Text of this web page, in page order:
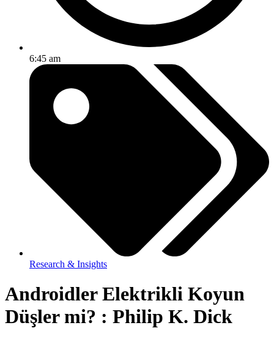
6:45 am
Research & Insights
Androidler Elektrikli Koyun
Düşler mi? : Philip K. Dick